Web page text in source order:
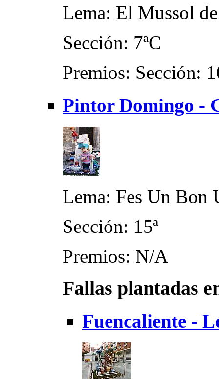
Lema: El Mussol
Sección: 7ªC
Premios: Sección:
Pintor Domingo -
Lema: Fes Un Bon
Sección: 15ª
Premios: N/A
Fallas plantadas
Fuencaliente -